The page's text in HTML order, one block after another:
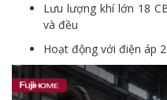
Lưu lượng khí lớn 18
và đều
Hoạt động với điện áp